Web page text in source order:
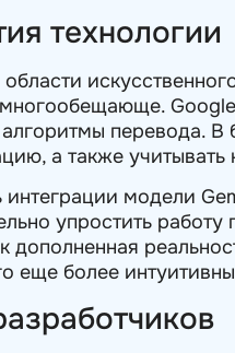
технологии
перевода.
а также
модели
упростить
дополненная
еще более